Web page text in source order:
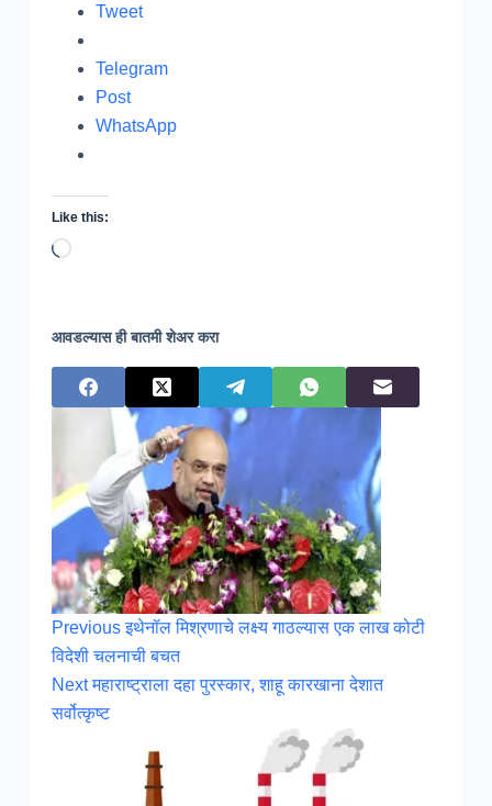
Tweet
Telegram
Post
WhatsApp
Like this:
Loading…
आवडल्यास ही बातमी शेअर करा
Previousइथेनॉल मिश्रणाचे लक्ष्य गाठल्यास एक लाख कोटी
विदेशी चलनाची बचत
Nextमहाराष्ट्राला दहा पुरस्कार, शाहू कारखाना देशात
सर्वोत्कृष्ट